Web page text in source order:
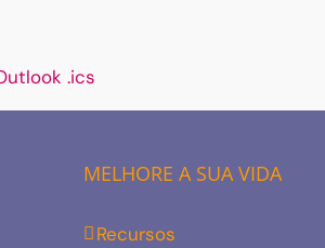
.ics
MELHORE A SUA VIDA
Recursos